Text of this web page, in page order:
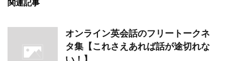
関連記事
オンライン英会話のフリートークネ
タ集【これさえあれば話が途切れな